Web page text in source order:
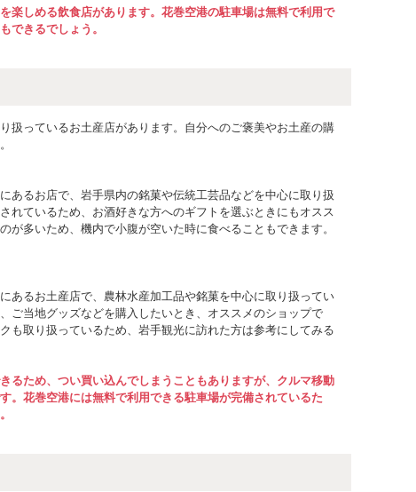
楽しめる飲食店があります。花巻空港の駐車場は無料で利用で
できるでしょう。
扱っているお土産店があります。自分へのご褒美やお土産の購
あるお店で、岩手県内の銘菓や伝統工芸品などを中心に取り扱
れているため、お酒好きな方へのギフトを選ぶときにもオスス
が多いため、機内で小腹が空いた時に食べることもできます。
あるお土産店で、農林水産加工品や銘菓を中心に取り扱ってい
ご当地グッズなどを購入したいとき、オススメのショップで
も取り扱っているため、岩手観光に訪れた方は参考にしてみる
るため、つい買い込んでしまうこともありますが、クルマ移動
。花巻空港には無料で利用できる駐車場が完備されているた